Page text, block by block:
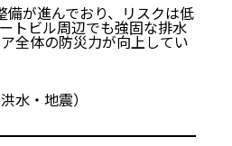
備が進んでおり、リスクは低
トビル周辺でも強固な排水
全体の防災力が向上してい
水・地震）